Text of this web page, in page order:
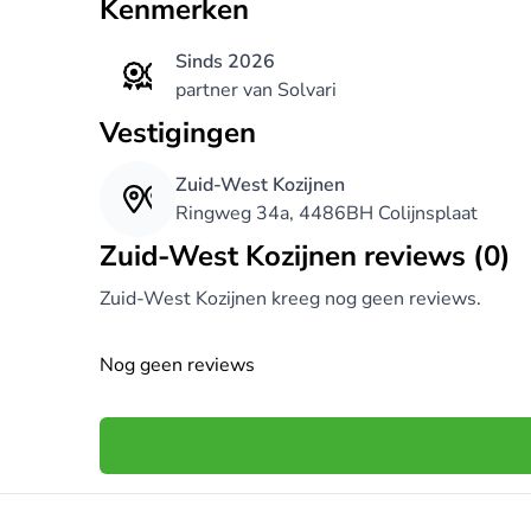
Kenmerken
Sinds 2026
partner van Solvari
Vestigingen
Zuid-West Kozijnen
Ringweg 34a, 4486BH Colijnsplaat
Zuid-West Kozijnen reviews (0)
Zuid-West Kozijnen kreeg nog geen reviews.
Nog geen reviews